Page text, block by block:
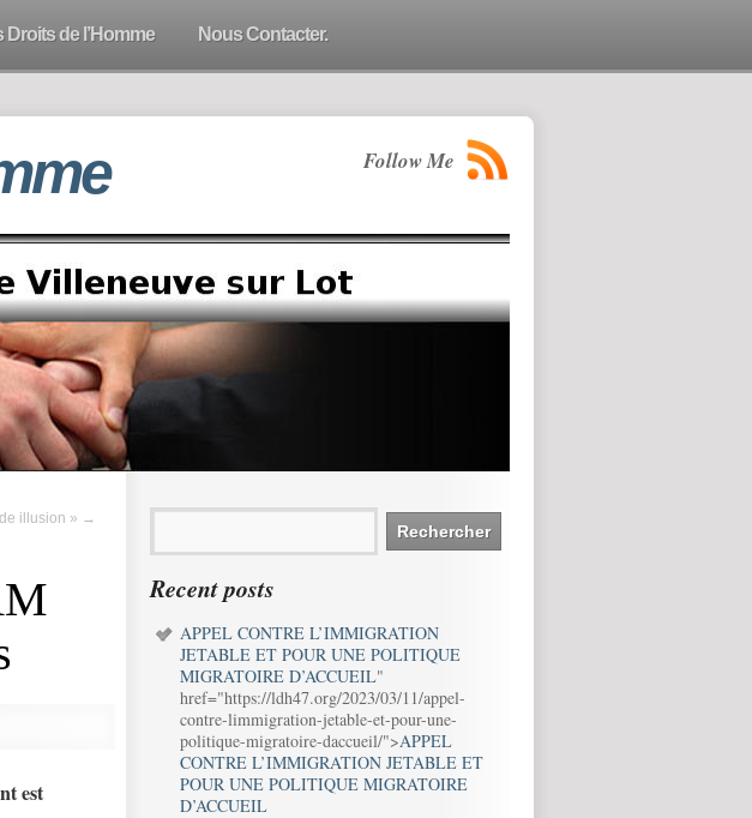
Droits de l’Homme Nous Contacter.
Follow Me
illusion » →
est
Recent posts
APPEL CONTRE L’IMMIGRATION
JETABLE ET POUR UNE POLITIQUE
MIGRATOIRE D’ACCUEIL"
href="https://ldh47.org/2023/03/11/appel-
contre-limmigration-jetable-et-pour-une-
politique-migratoire-daccueil/">APPEL
CONTRE L’IMMIGRATION JETABLE ET
POUR UNE POLITIQUE MIGRATOIRE
D’ACCUEIL